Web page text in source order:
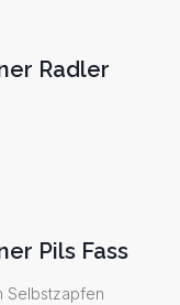
Radler
Pils Fass
Selbstzapfen